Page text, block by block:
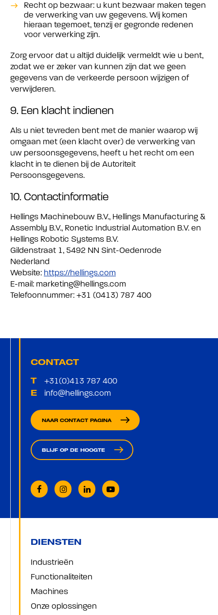
Recht op bezwaar: u kunt bezwaar maken tegen
de verwerking van uw gegevens. Wij komen
hieraan tegemoet, tenzij er gegronde redenen
voor verwerking zijn.
Zorg ervoor dat u altijd duidelijk vermeldt wie u bent,
zodat we er zeker van kunnen zijn dat we geen
gegevens van de verkeerde persoon wijzigen of
verwijderen.
9. Een klacht indienen
Als u niet tevreden bent met de manier waarop wij
omgaan met (een klacht over) de verwerking van
uw persoonsgegevens, heeft u het recht om een
klacht in te dienen bij de Autoriteit
Persoonsgegevens.
10. Contactinformatie
Hellings Machinebouw B.V., Hellings Manufacturing &
Assembly B.V., Ronetic Industrial Automation B.V. en
Hellings Robotic Systems B.V.
Gildenstraat 1, 5492 NN Sint-Oedenrode
Nederland
Website: https://hellings.com
E-mail: marketing@hellings.com
Telefoonnummer: +31 (0413) 787 400
CONTACT
T +31(0)413 787 400
E info@hellings.com
NAAR CONTACT PAGINA east
BLIJF OP DE HOOGTE east
DIENSTEN
Industrieën
Functionaliteiten
Machines
Onze oplossingen